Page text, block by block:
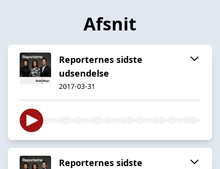
Afsnit
Reporternes sidste
udsendelse
2017-03-31
Reporternes sidste